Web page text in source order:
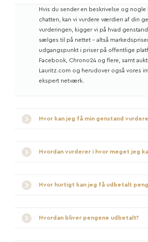
Hvis du sender en beskrivelse og
chatten, kan vi vurdere værdien af din
vurderingen, kigger vi på hvad
sælges til på nettet - altså
udgangspunkt i priser på offentlige
Facebook, Chrono24 og flere, samt
Lauritz.com og herudover også vores
ekspert netværk.
Hvor kan jeg få min genstand
Hvordan vurderer i hvor meget jeg
Hvor hurtigt kan jeg få udbetalt
Hvordan bliver pengene udbetalt?